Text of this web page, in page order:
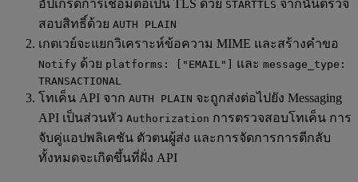
อัปเกรดการเชื่อมต่อเป็น TLS ด้วย STARTTLS จากนั้นตรวจ
สอบสิทธิ์ด้วย AUTH PLAIN
เกตเวย์จะแยกวิเคราะห์ข้อความ MIME และสร้างคำขอ
Notify ด้วย platforms: ["EMAIL"] และ message_type:
TRANSACTIONAL
โทเค็น API จาก AUTH PLAIN จะถูกส่งต่อไปยัง Messaging
API เป็นส่วนหัว Authorization การตรวจสอบโทเค็น การ
จับคู่แอปพลิเคชัน ตัวตนผู้ส่ง และการจัดการการตีกลับ
ทั้งหมดจะเกิดขึ้นที่ฝั่ง API